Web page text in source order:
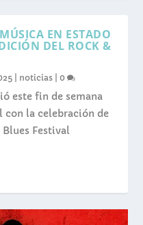
EN ESTADO
DEL ROCK &
noticias |0
este fin de semana
con la celebración de
Festival